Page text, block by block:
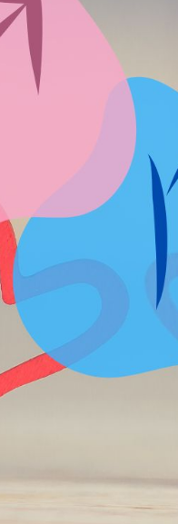
aiment rire et faire rire les
car ils pensent
une longue période, car
et aventureux. Les
très indépendants
besoin de se sentir aimés
s’engager dans une
le bon partenaire, ils
qui est aussi passionné
pour avoir
l’ascendant
pouvez être perçu comme
également souvent très
rafraîchissant et franc.
vous rendre impatient